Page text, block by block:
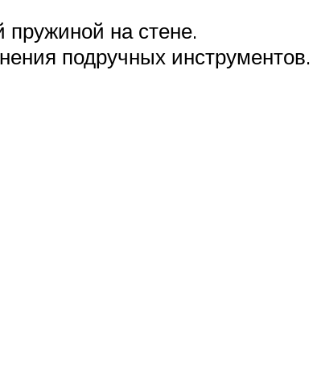
пружиной на стене.
подручных инструментов.